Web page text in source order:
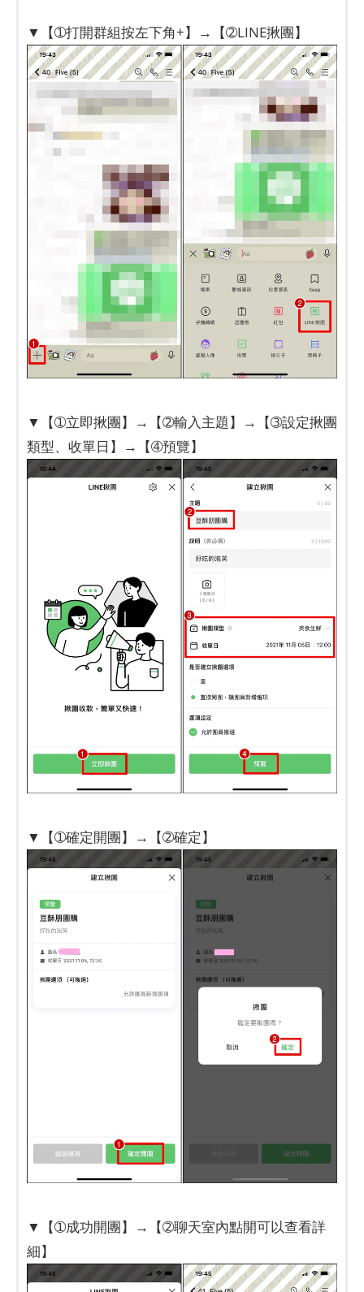
▼【➀打開群組按左下角+】→【➁LINE揪團】
▼【➀立即揪團】→【➁輸入主題】→【➂設定揪團
類型、收單日】→【➃預覽】
▼【➀確定開團】→【➁確定】
▼【➀成功開團】→【➁聊天室內點開可以查看詳
細】